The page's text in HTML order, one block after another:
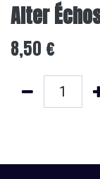
Alter
8,50 €